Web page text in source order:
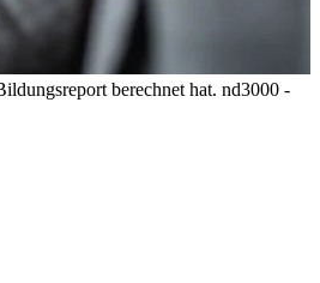
berechnet hat. nd3000 -